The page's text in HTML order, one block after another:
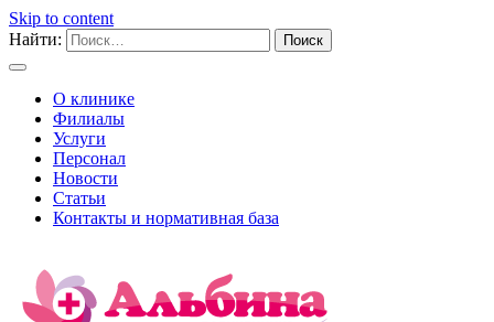
Skip to content
Найти:
О клинике
Филиалы
Услуги
Персонал
Новости
Статьи
Контакты и нормативная база